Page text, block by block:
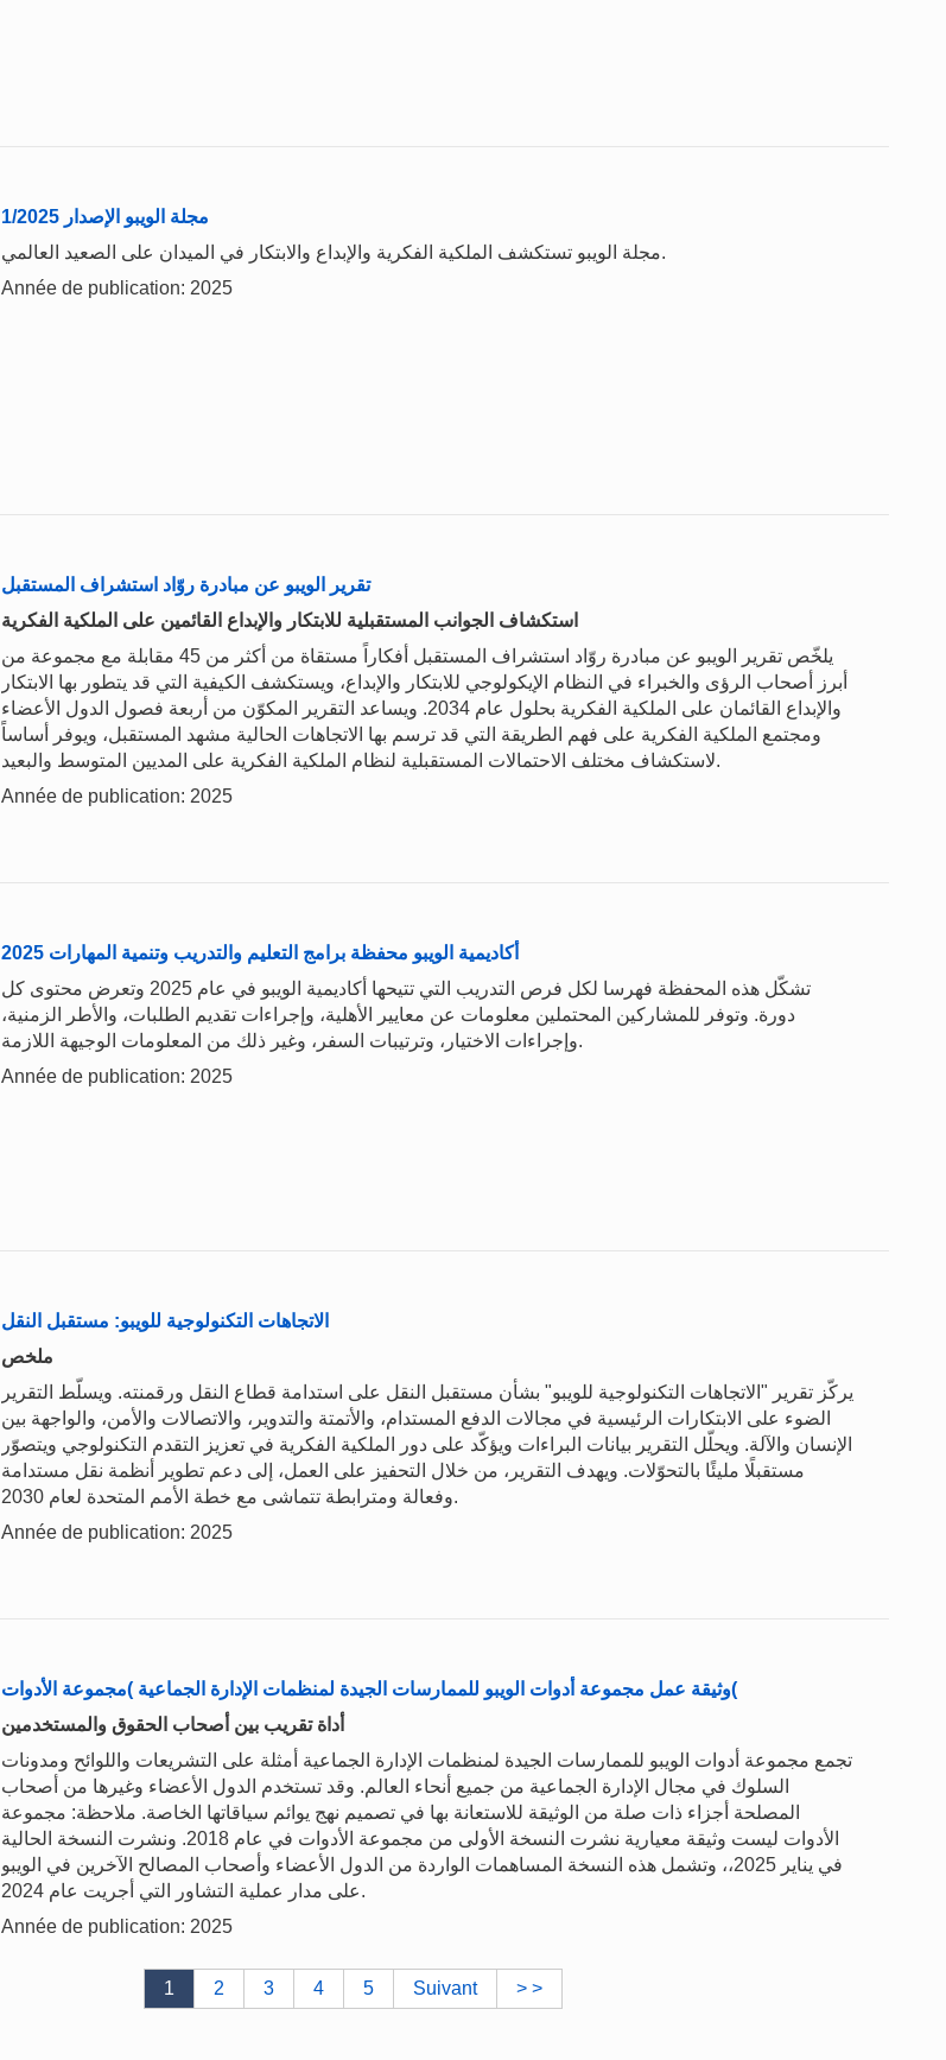
1/2025 مجلة الويبو الإصدار
مجلة الويبو تستكشف الملكية الفكرية والإبداع والابتكار في الميدان على الصعيد العالمي.
Année de publication: 2025
تقرير الويبو عن مبادرة روّاد استشراف المستقبل
استكشاف الجوانب المستقبلية للابتكار والإبداع القائمين على الملكية الفكرية
يلخّص تقرير الويبو عن مبادرة روّاد استشراف المستقبل أفكاراً مستقاة من أكثر من 45 مقابلة مع مجموعة من
أبرز أصحاب الرؤى والخبراء في النظام الإيكولوجي للابتكار والإبداع، ويستكشف الكيفية التي قد يتطور بها الابتكار
والإبداع القائمان على الملكية الفكرية بحلول عام 2034. ويساعد التقرير المكوّن من أربعة فصول الدول الأعضاء
ومجتمع الملكية الفكرية على فهم الطريقة التي قد ترسم بها الاتجاهات الحالية مشهد المستقبل، ويوفر أساساً
لاستكشاف مختلف الاحتمالات المستقبلية لنظام الملكية الفكرية على المديين المتوسط والبعيد.
Année de publication: 2025
أكاديمية الويبو محفظة برامج التعليم والتدريب وتنمية المهارات 2025
تشكّل هذه المحفظة فهرسا لكل فرص التدريب التي تتيحها أكاديمية الويبو في عام 2025 وتعرض محتوى كل
دورة. وتوفر للمشاركين المحتملين معلومات عن معايير الأهلية، وإجراءات تقديم الطلبات، والأطر الزمنية،
وإجراءات الاختيار، وترتيبات السفر، وغير ذلك من المعلومات الوجيهة اللازمة.
Année de publication: 2025
الاتجاهات التكنولوجية للويبو: مستقبل النقل
ملخص
يركّز تقرير "الاتجاهات التكنولوجية للويبو" بشأن مستقبل النقل على استدامة قطاع النقل ورقمنته. ويسلّط التقرير
الضوء على الابتكارات الرئيسية في مجالات الدفع المستدام، والأتمتة والتدوير، والاتصالات والأمن، والواجهة بين
الإنسان والآلة. ويحلّل التقرير بيانات البراءات ويؤكّد على دور الملكية الفكرية في تعزيز التقدم التكنولوجي ويتصوّر
مستقبلًا مليئًا بالتحوّلات. ويهدف التقرير، من خلال التحفيز على العمل، إلى دعم تطوير أنظمة نقل مستدامة
وفعالة ومترابطة تتماشى مع خطة الأمم المتحدة لعام 2030.
Année de publication: 2025
وثيقة عمل مجموعة أدوات الويبو للممارسات الجيدة لمنظمات الإدارة الجماعية )مجموعة الأدوات(
أداة تقريب بين أصحاب الحقوق والمستخدمين
تجمع مجموعة أدوات الويبو للممارسات الجيدة لمنظمات الإدارة الجماعية أمثلة على التشريعات واللوائح ومدونات
السلوك في مجال الإدارة الجماعية من جميع أنحاء العالم. وقد تستخدم الدول الأعضاء وغيرها من أصحاب
المصلحة أجزاء ذات صلة من الوثيقة للاستعانة بها في تصميم نهج يوائم سياقاتها الخاصة. ملاحظة: مجموعة
الأدوات ليست وثيقة معيارية نشرت النسخة الأولى من مجموعة الأدوات في عام 2018. ونشرت النسخة الحالية
في يناير 2025،، وتشمل هذه النسخة المساهمات الواردة من الدول الأعضاء وأصحاب المصالح الآخرين في الويبو
على مدار عملية التشاور التي أجريت عام 2024.
Année de publication: 2025
1 2 3 4 5 Suivant > >